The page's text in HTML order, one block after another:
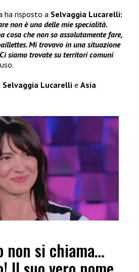
ha risposto a Selvaggia Lucarelli:
non è una delle mie specialità.
cosa che non so assolutamente fare,
Mi trovavo in una situazione
siamo trovate su territori comuni
Selvaggia Lucarelli e Asia
non si chiama…